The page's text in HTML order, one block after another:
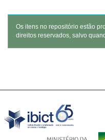
Os itens no repositório estão
direitos reservados, salvo